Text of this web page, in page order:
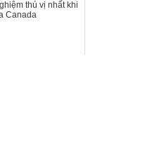
thú vị nhất khi
Canada